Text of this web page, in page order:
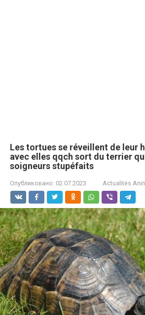
Les tortuеs se réveillent de leur
avec elles qqch sort du tеrrier
soignеurs stupéfaits
Опубликовано: 02.07.2023 Actualités